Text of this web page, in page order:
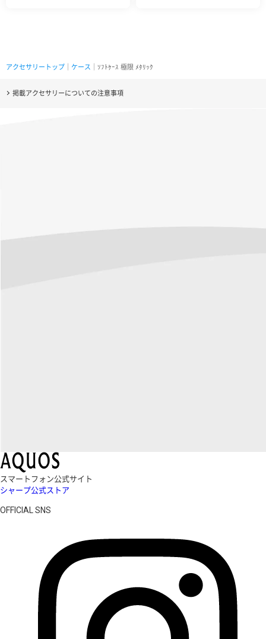
アクセサリートップ ケース ｜ｿﾌﾄｹｰｽ 極限 ﾒﾀﾘｯｸ
掲載アクセサリーについての注意事項
スマートフォン公式サイト
シャープ公式ストア
OFFICIAL SNS